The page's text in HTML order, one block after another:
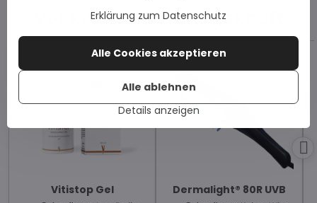
Vor kurzem bei uns gekauft
Vitistop Gel Dermalight® 80R UVB
Erklärung zum Datenschutz
Details anzeigen
Alle Cookies akzeptieren
Alle ablehnen